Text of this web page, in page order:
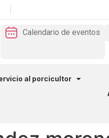
Calendario de eventos
al porcicultor